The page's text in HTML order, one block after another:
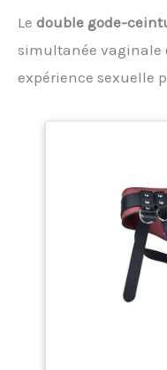
Le double gode-
simultanée vaginale
expérience sexuelle